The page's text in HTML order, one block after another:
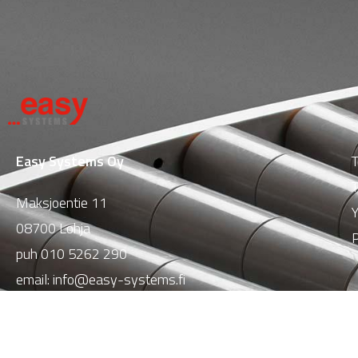
Easy Systems Oy
Maksjoentie 11
08700 Lohja
puh010 5262 290
email:info@easy-systems.fi